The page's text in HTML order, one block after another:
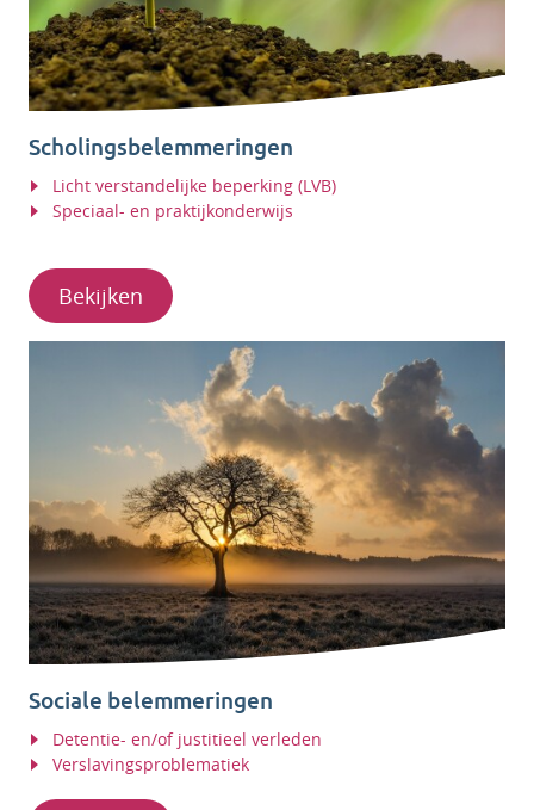
Scholingsbelemmeringen
Licht verstandelijke beperking (LVB)
Speciaal- en praktijkonderwijs
Bekijken
Sociale belemmeringen
Detentie- en/of justitieel verleden
Verslavingsproblematiek